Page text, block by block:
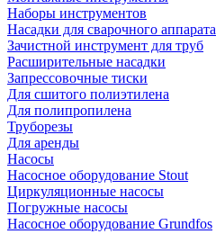
Наборы инструментов
Насадки для сварочного аппарата
Зачистной инструмент для труб
Расширительные насадки
Запрессовочные тиски
Для сшитого полиэтилена
Для полипропилена
Труборезы
Для аренды
Насосы
Насосное оборудование Stout
Циркуляционные насосы
Погружные насосы
Насосное оборудование Grundfos